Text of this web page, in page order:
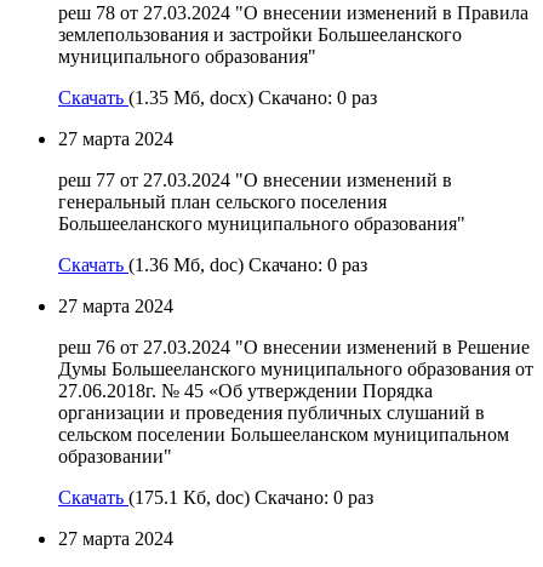
реш 78 от 27.03.2024 "О внесении изменений в Правила
землепользования и застройки Большееланского
муниципального образования"
Скачать (1.35 Мб, docx) Скачано: 0 раз
27 марта 2024
реш 77 от 27.03.2024 "О внесении изменений в
генеральный план сельского поселения
Большееланского муниципального образования"
Скачать (1.36 Мб, doc) Скачано: 0 раз
27 марта 2024
реш 76 от 27.03.2024 "О внесении изменений в Решение
Думы Большееланского муниципального образования от
27.06.2018г. № 45 «Об утверждении Порядка
организации и проведения публичных слушаний в
сельском поселении Большееланском муниципальном
образовании"
Скачать (175.1 Кб, doc) Скачано: 0 раз
27 марта 2024